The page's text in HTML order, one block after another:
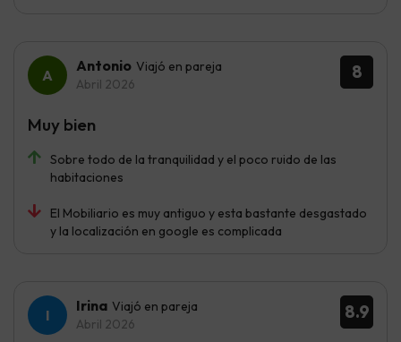
8
Antonio Viajó en pareja
Abril 2026
Sobre todo de la tranquilidad y el poco ruido de las
habitaciones
El Mobiliario es muy antiguo y esta bastante desgastado
y la localización en google es complicada
Muy bien
8.9
Irina Viajó en pareja
Abril 2026